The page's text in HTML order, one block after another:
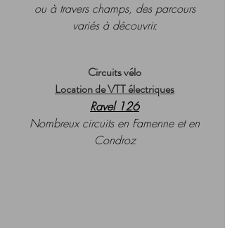
ou à travers champs, des parcours
variés à découvrir.
Circuits vélo
Location de VTT électriques
Ravel 126
Nombreux circuits en Famenne et en
Condroz